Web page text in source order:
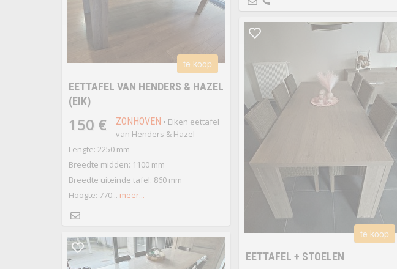
te koop
EETTAFEL VAN HENDERS & HAZEL
(EIK)
150 € ZONHOVEN • Eiken eettafel
van Henders & Hazel
Lengte: 2250 mm
Breedte midden: 1100 mm
Breedte uiteinde tafel: 860 mm
Hoogte: 770... meer...
te koop
EETTAFEL + STOELEN